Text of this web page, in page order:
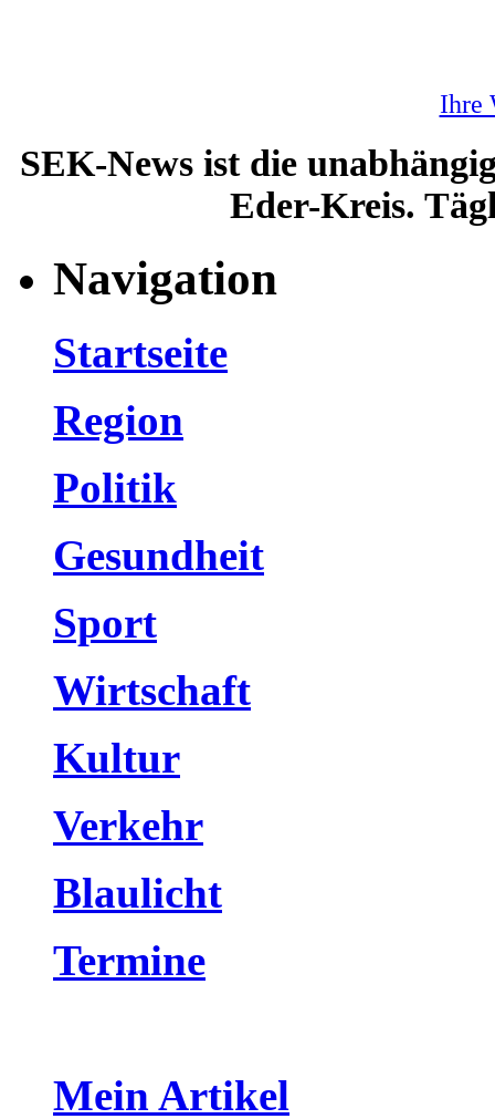
Ihre
SEK-News ist die
Eder-Kreis.
Navigation
Startseite
Region
Politik
Gesundheit
Sport
Wirtschaft
Kultur
Verkehr
Blaulicht
Termine
Mein Artikel